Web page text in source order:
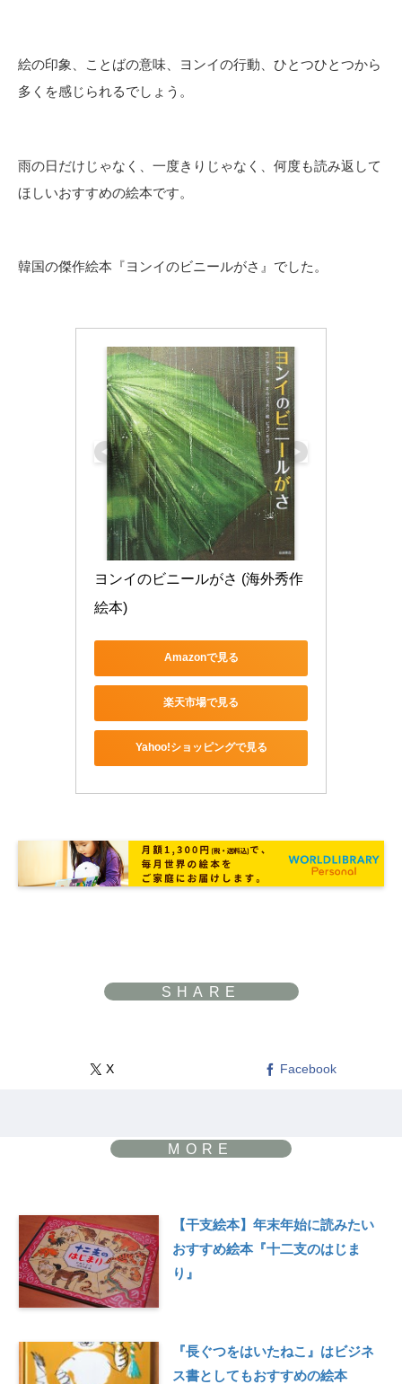
絵の印象、ことばの意味、ヨンイの行動、ひとつひとつから
多くを感じられるでしょう。
雨の日だけじゃなく、一度きりじゃなく、何度も読み返して
ほしいおすすめの絵本です。
韓国の傑作絵本『ヨンイのビニールがさ』でした。
ヨンイのビニールがさ (海外秀作
絵本)
Amazonで見る
楽天市場で見る
Yahoo!ショッピングで見る
X Facebook
【干支絵本】年末年始に読みたい
おすすめ絵本『十二支のはじま
り』
『長ぐつをはいたねこ』はビジネ
ス書としてもおすすめの絵本